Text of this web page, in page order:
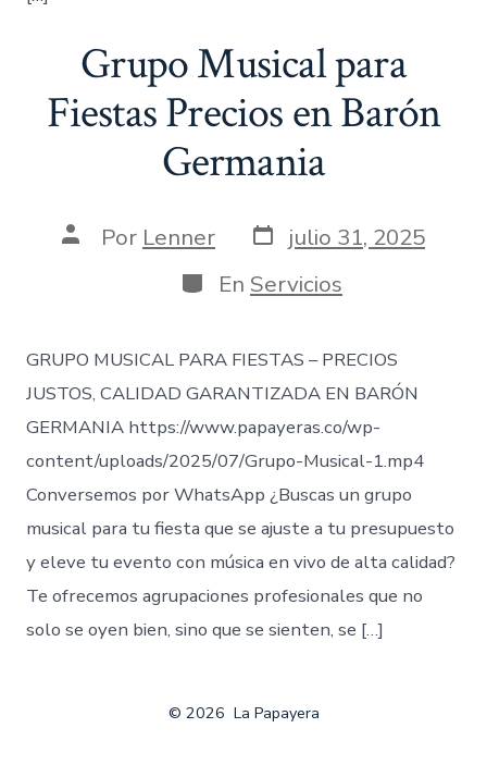
Grupo Musical para
Fiestas Precios en Barón
Germania
AutorPor Lenner Fecha
de
publicación
julio 31, 2025
Categorías
En Servicios
GRUPO MUSICAL PARA FIESTAS – PRECIOS
JUSTOS, CALIDAD GARANTIZADA EN BARÓN
GERMANIA https://www.papayeras.co/wp-
content/uploads/2025/07/Grupo-Musical-1.mp4
Conversemos por WhatsApp ¿Buscas un grupo
musical para tu fiesta que se ajuste a tu presupuesto
y eleve tu evento con música en vivo de alta calidad?
Te ofrecemos agrupaciones profesionales que no
solo se oyen bien, sino que se sienten, se […]
© 2026 La Papayera